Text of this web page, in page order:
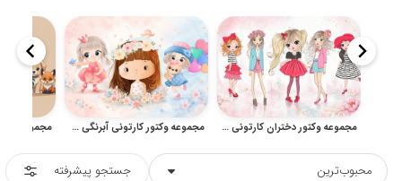
مجموعه وکتور دختران کارتونی فانتزی و تصویرسازی کودکانه مجموعه وکتور کارتونی آبرنگی دخترانه برای کودک و طراحی فانتزی
محبوب‌ترین جستجو پیشرفته